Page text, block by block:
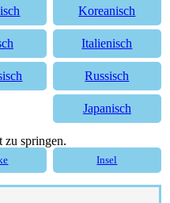
Koreanisch
Italienisch
Russisch
Japanisch
zu springen.
Insel